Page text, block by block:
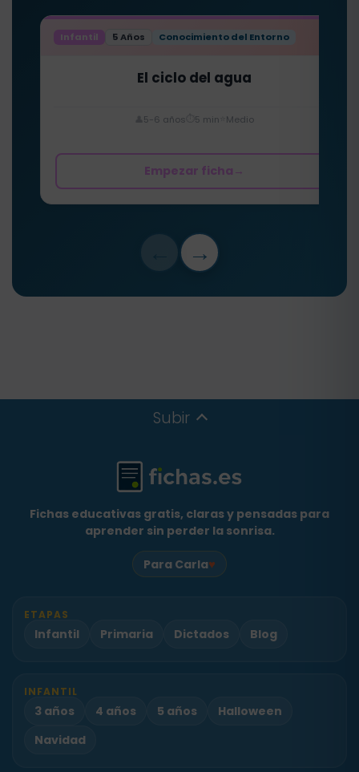
Infantil 5 Años Conocimiento del Entorno
El ciclo del agua
5-6 años 5 min Medio
Empezar ficha →
→
Subir
Fichas educativas gratis, claras y pensadas para
aprender sin perder la sonrisa.
Para Carla♥
ETAPAS
Infantil Primaria Dictados Blog
INFANTIL
3 años 4 años 5 años
Halloween
Navidad